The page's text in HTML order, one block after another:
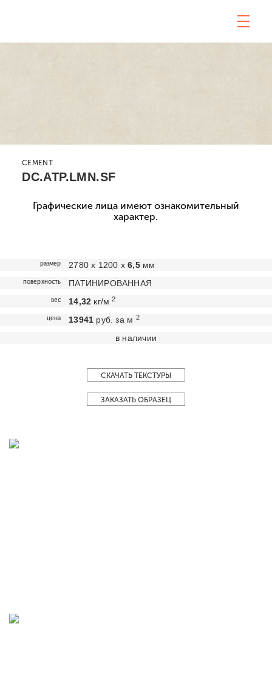
CEMENT
DC.ATP.LMN.SF
Графические лица имеют ознакомительный
характер.
размер 2780 х 1200 х6,5мм
поверхность ПАТИНИРОВАННАЯ
вес 14,32 кг/м2
цена 13941 руб. за м 2
в наличии
СКАЧАТЬ ТЕКСТУРЫ
ЗАКАЗАТЬ ОБРАЗЕЦ